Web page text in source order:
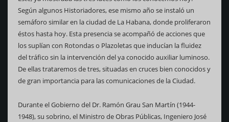
Según algunos Historiadores, ese mismo año se instaló un
semáforo similar en la ciudad de La Habana, donde proliferaron
éstos hasta hoy. Esta presencia se acompañó de acciones que
los suplían con Rotondas o Plazoletas que inducían la fluidez
del tráfico sin la intervención del ya conocido auxiliar luminoso.
De ellas trataremos de tres, situadas en cruces bien conocidos y
de gran importancia para las comunicaciones de la Ciudad.
Durante el Gobierno del Dr. Ramón Grau San Martín (1944-
1948), su sobrino, el Ministro de Obras Públicas, Ingeniero José